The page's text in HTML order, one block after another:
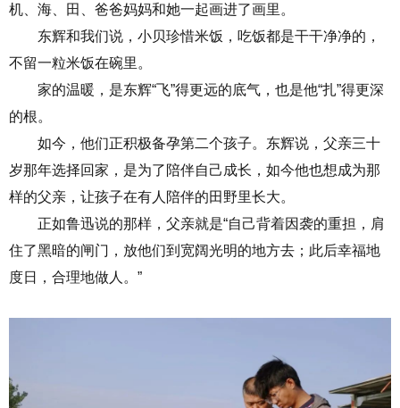
机、海、田、爸爸妈妈和她一起画进了画里。
东辉和我们说，小贝珍惜米饭，吃饭都是干干净净的，
不留一粒米饭在碗里。
家的温暖，是东辉“飞”得更远的底气，也是他“扎”得更深
的根。
如今，他们正积极备孕第二个孩子。东辉说，父亲三十
岁那年选择回家，是为了陪伴自己成长 ， 如今他也想成为那
样的父亲，让孩子在有人陪伴的田野里长大。
正如鲁迅说的那样，父亲就是“自己背着因袭的重担，肩
住了黑暗的闸门，放他们到宽阔光明的地方去；此后幸福地
度日，合理地做人。”